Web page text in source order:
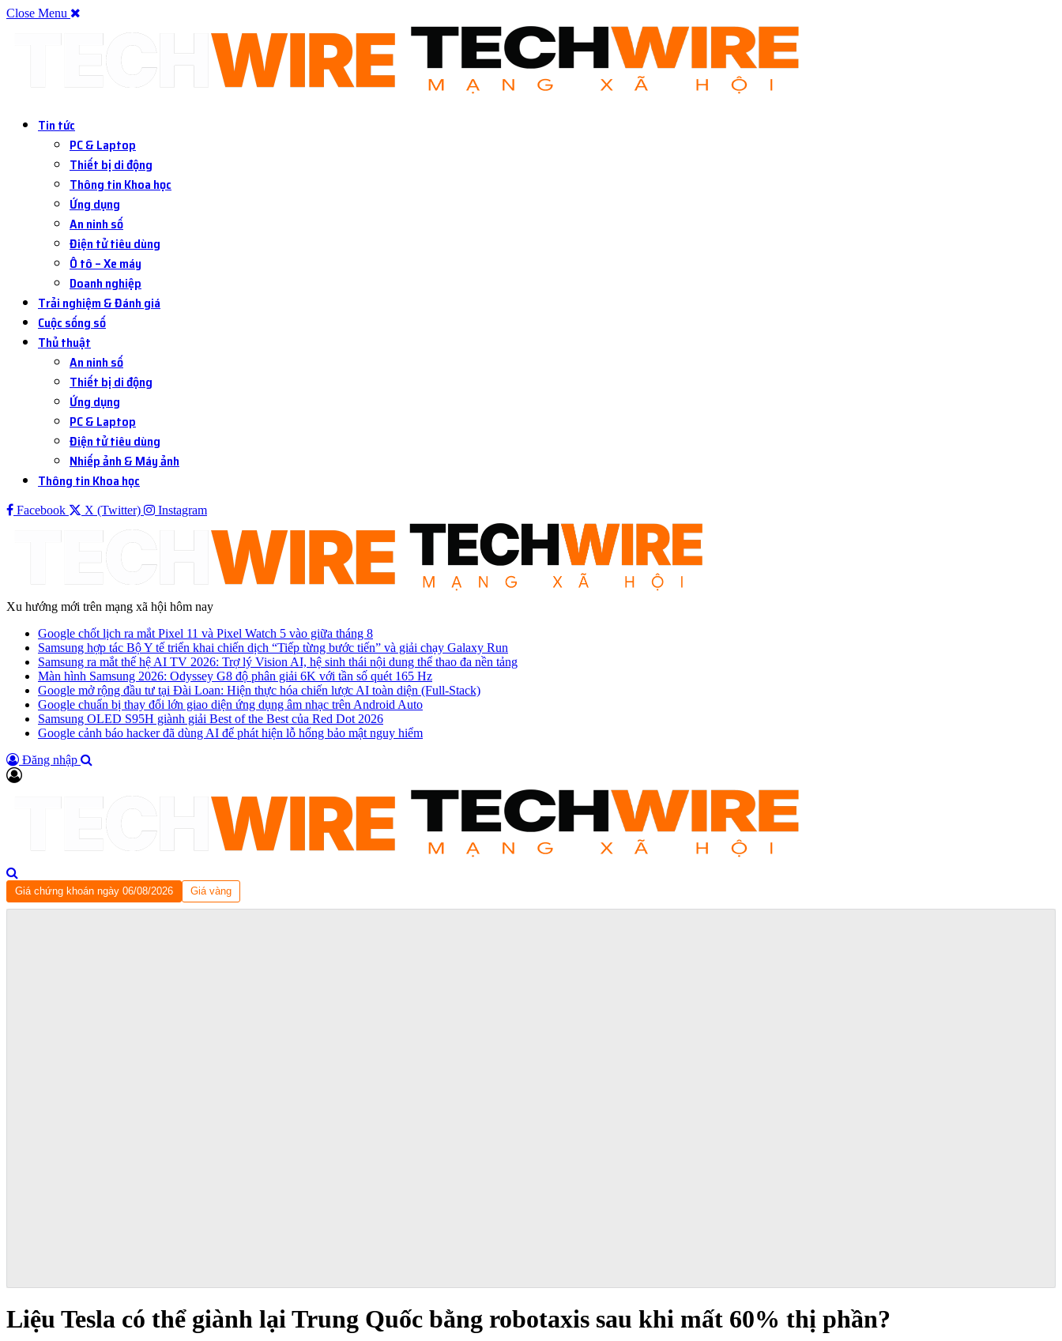
Close Menu
Tin tức
PC & Laptop
Thiết bị di động
Thông tin Khoa học
Ứng dụng
An ninh số
Điện tử tiêu dùng
Ô tô – Xe máy
Doanh nghiệp
Trải nghiệm & Đánh giá
Cuộc sống số
Thủ thuật
An ninh số
Thiết bị di động
Ứng dụng
PC & Laptop
Điện tử tiêu dùng
Nhiếp ảnh & Máy ảnh
Thông tin Khoa học
Facebook X (Twitter) Instagram
Xu hướng mới trên mạng xã hội hôm nay
Google chốt lịch ra mắt Pixel 11 và Pixel Watch 5 vào giữa tháng 8
Samsung hợp tác Bộ Y tế triển khai chiến dịch “Tiếp từng bước tiến” và giải chạy Galaxy Run
Samsung ra mắt thế hệ AI TV 2026: Trợ lý Vision AI, hệ sinh thái nội dung thể thao đa nền tảng
Màn hình Samsung 2026: Odyssey G8 độ phân giải 6K với tần số quét 165 Hz
Google mở rộng đầu tư tại Đài Loan: Hiện thực hóa chiến lược AI toàn diện (Full-Stack)
Google chuẩn bị thay đổi lớn giao diện ứng dụng âm nhạc trên Android Auto
Samsung OLED S95H giành giải Best of the Best của Red Dot 2026
Google cảnh báo hacker đã dùng AI để phát hiện lỗ hổng bảo mật nguy hiểm
Đăng nhập
Giá chứng khoán ngày 06/08/2026 Giá vàng
Liệu Tesla có thể giành lại Trung Quốc bằng robotaxis sau khi mất 60% thị phần?